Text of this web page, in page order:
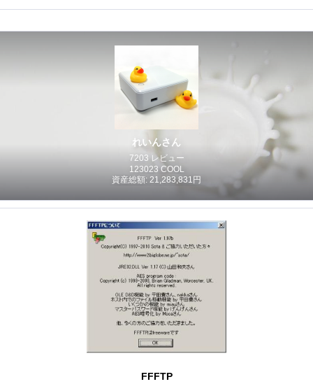
れいんさん
7203 レビュー
123023 COOL
資産総額: 21,283,831円
FFFTP